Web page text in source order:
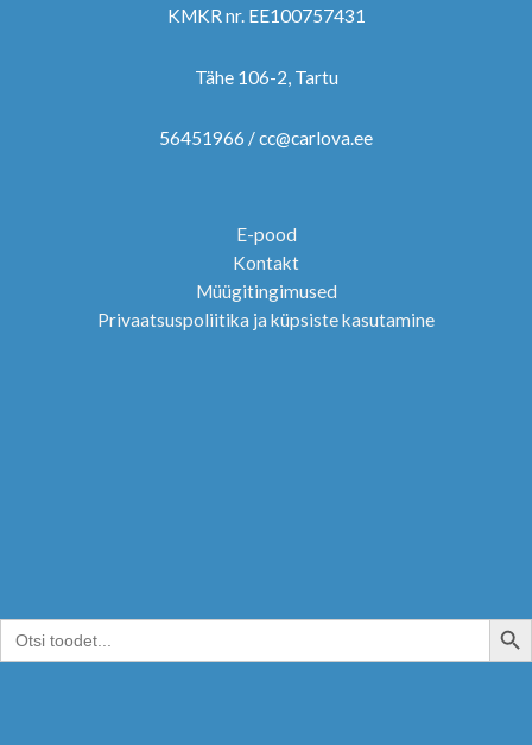
KMKR nr. EE100757431
Tähe 106-2, Tartu
56451966 / cc@carlova.ee
E-pood
Kontakt
Müügitingimused
Privaatsuspoliitika ja küpsiste kasutamine
Search
for:
SEARCH